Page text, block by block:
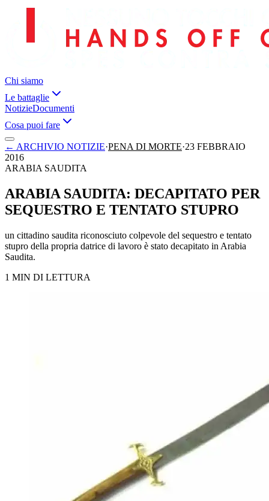
Chi siamo
Le battaglie
NotizieDocumenti
Cosa puoi fare
← ARCHIVIO NOTIZIE·PENA DI MORTE·23 FEBBRAIO
2016
ARABIA SAUDITA
ARABIA SAUDITA: DECAPITATO PER
SEQUESTRO E TENTATO STUPRO
un cittadino saudita riconosciuto colpevole del sequestro e tentato
stupro della propria datrice di lavoro è stato decapitato in Arabia
Saudita.
1 MIN DI LETTURA